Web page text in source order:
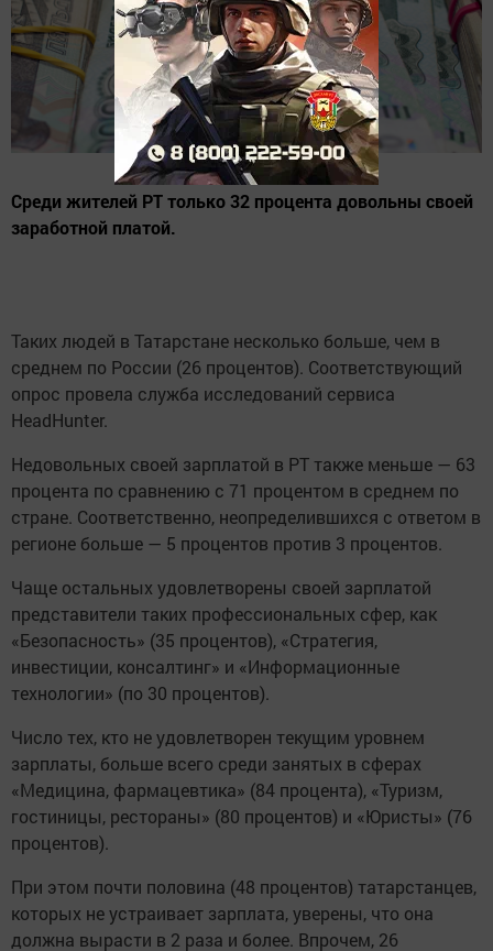
Среди жителей РТ только 32 процента довольны своей
заработной платой.
Таких людей в Татарстане несколько больше, чем в
среднем по России (26 процентов). Соответствующий
опрос провела служба исследований сервиса
HeadHunter.
Недовольных своей зарплатой в РТ также меньше — 63
процента по сравнению с 71 процентом в среднем по
стране. Соответственно, неопределившихся с ответом в
регионе больше — 5 процентов против 3 процентов.
Чаще остальных удовлетворены своей зарплатой
представители таких профессиональных сфер, как
«Безопасность» (35 процентов), «Стратегия,
инвестиции, консалтинг» и «Информационные
технологии» (по 30 процентов).
Число тех, кто не удовлетворен текущим уровнем
зарплаты, больше всего среди занятых в сферах
«Медицина, фармацевтика» (84 процента), «Туризм,
гостиницы, рестораны» (80 процентов) и «Юристы» (76
процентов).
При этом почти половина (48 процентов) татарстанцев,
которых не устраивает зарплата, уверены, что она
должна вырасти в 2 раза и более. Впрочем, 26